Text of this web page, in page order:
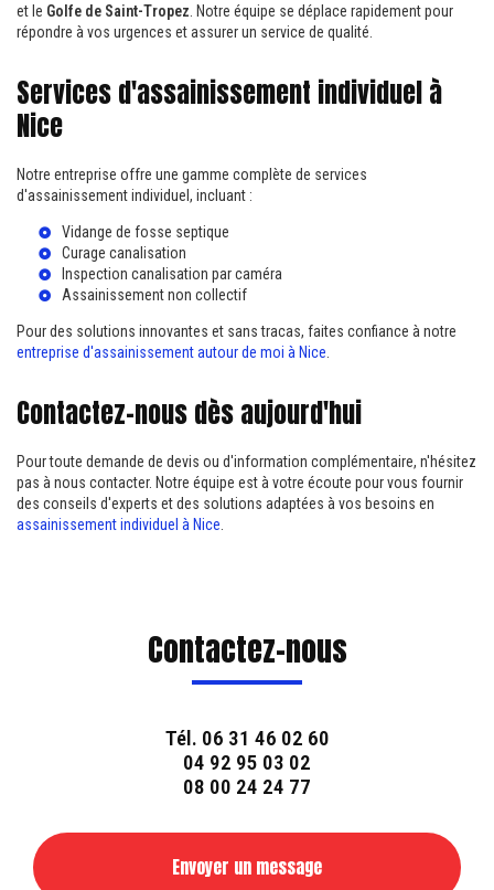
et le Golfe de Saint-Tropez . Notre équipe se déplace rapidement pour
répondre à vos urgences et assurer un service de qualité.
Services d'assainissement individuel à
Nice
Notre entreprise offre une gamme complète de services
d'assainissement individuel, incluant :
Vidange de fosse septique
Curage canalisation
Inspection canalisation par caméra
Assainissement non collectif
Pour des solutions innovantes et sans tracas, faites confiance à notre
entreprise d'assainissement autour de moi à Nice
Contactez-nous dès aujourd'hui
Pour toute demande de devis ou d'information complémentaire, n'hésitez
pas à nous contacter. Notre équipe est à votre écoute pour vous fournir
des conseils d'experts et des solutions adaptées à vos besoins en
assainissement individuel à Nice
Contactez-nous
Tél. 06 31 46 02 60
04 92 95 03 02
08 00 24 24 77
Envoyer un message